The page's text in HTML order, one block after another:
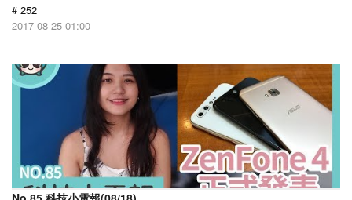
# 252
2017-08-25 01:00